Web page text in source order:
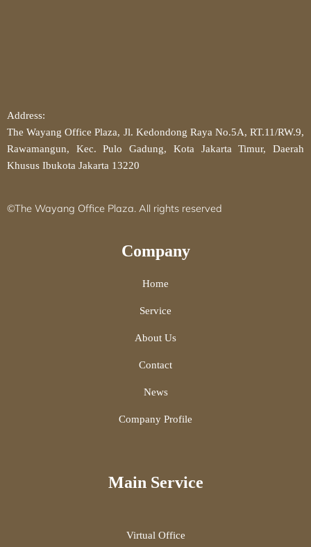
Address:
The Wayang Office Plaza, Jl. Kedondong Raya No.5A, RT.11/RW.9,
Rawamangun, Kec. Pulo Gadung, Kota Jakarta Timur, Daerah
Khusus Ibukota Jakarta 13220
©The Wayang Office Plaza. All rights reserved
Company
Home
Service
About Us
Contact
News
Company Profile
Main Service
Virtual Office